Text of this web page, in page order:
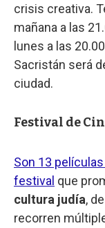
crisis creativa.
mañana a las
lunes a las
Sacristán será
ciudad.
Festival de
Son 13
festival que
cultura judía,
recorren